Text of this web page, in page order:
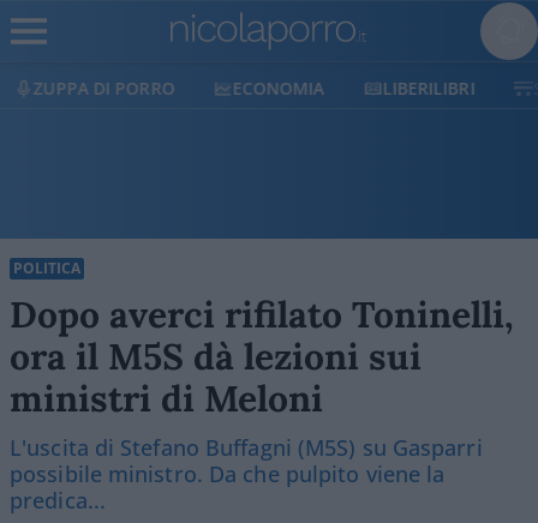
ECONOMIA LIBERILIBRI SHOP SOSTIENICI
POLITICA
Dopo averci rifilato Toninelli,
ora il M5S dà lezioni sui
ministri di Meloni
L'uscita di Stefano Buffagni (M5S) su Gasparri
possibile ministro. Da che pulpito viene la
predica...